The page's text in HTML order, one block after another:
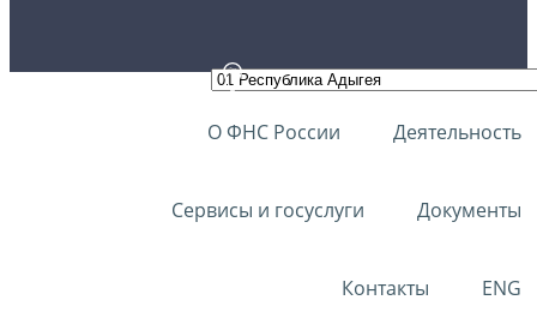
О ФНС России Деятельность
Сервисы и госуслуги Документы
Контакты ENG